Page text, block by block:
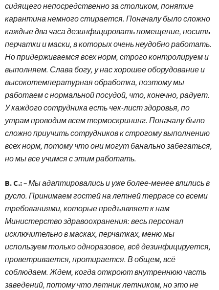
сидящего непосредственно за столиком, понятие
карантина немного стирается. Поначалу было сложно
каждые два часа дезинфицировать помещение, носить
перчатки и маски, в которых очень неудобно работать.
Но придерживаемся всех норм, строго контролируем и
выполняем. Слава богу, у нас хорошее оборудование и
высокотемпературная обработка, поэтому мы
работаем с нормальной посудой, что, конечно, радует.
У каждого сотрудника есть чек-лист здоровья, по
утрам проводим всем термоскрининг. Поначалу было
сложно приучить сотрудников к строгому выполнению
всех норм, потому что они могут банально забегаться,
но мы все учимся с этим работать.
В. С.:– Мы адаптировались и уже более-менее влились в
русло. Принимаем гостей на летней террасе со всеми
требованиями, которые предъявляет к нам
Министерство здравоохранения: весь персонал
исключительно в масках, перчатках, меню мы
используем только одноразовое, всё дезинфицируется,
проветривается, протирается. В общем, всё
соблюдаем. Ждем, когда откроют внутреннюю часть
заведений, потому что летник летником, но это не